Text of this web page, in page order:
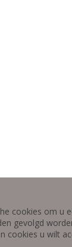
cookies om
gevolgd
u wilt